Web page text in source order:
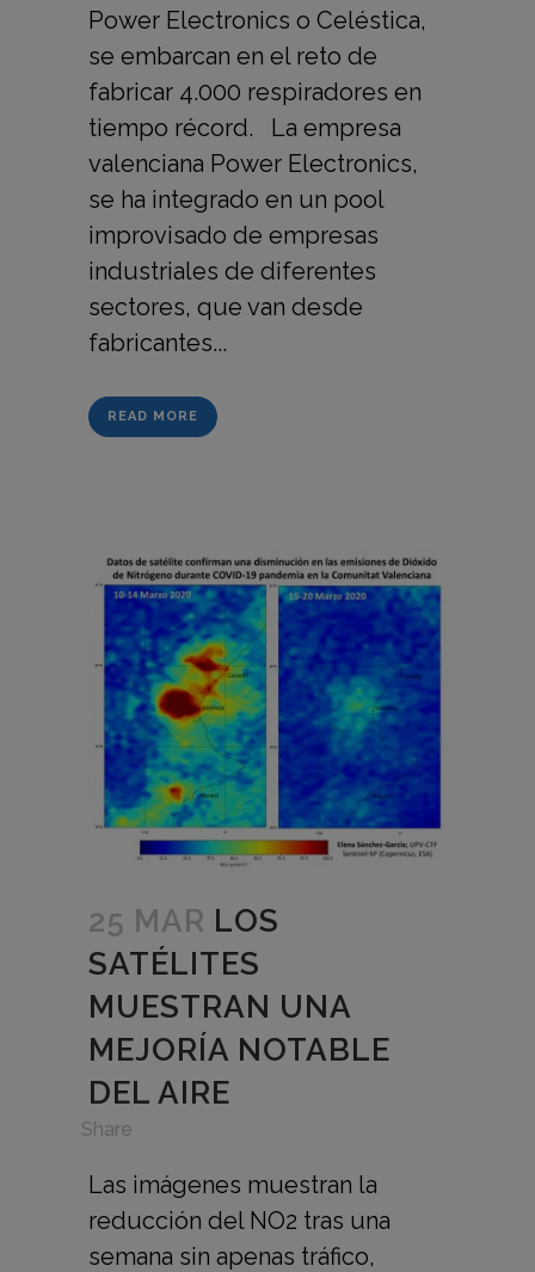
Power Electronics o Celéstica,
se embarcan en el reto de
fabricar 4.000 respiradores en
tiempo récord. La empresa
valenciana Power Electronics,
se ha integrado en un pool
improvisado de empresas
industriales de diferentes
sectores, que van desde
fabricantes...
READ MORE
25 MAR LOS
SATÉLITES
MUESTRAN UNA
MEJORÍA NOTABLE
DEL AIRE
Share
Las imágenes muestran la
reducción del NO2 tras una
semana sin apenas tráfico,